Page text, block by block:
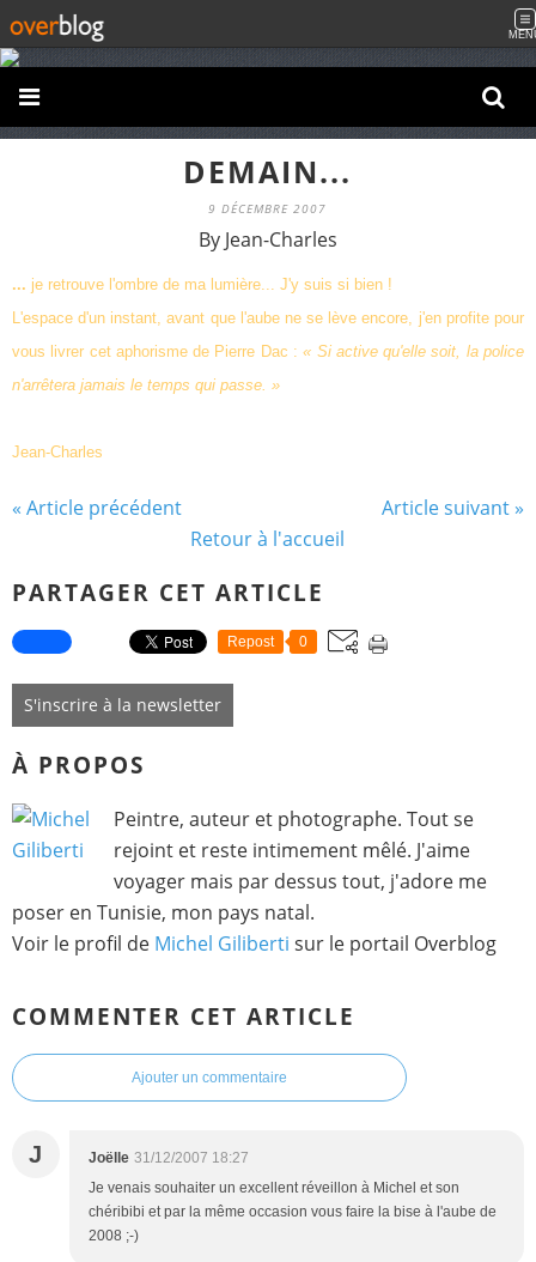
DEMAIN...
9 DÉCEMBRE 2007
By Jean-Charles
... je retrouve l'ombre de ma lumière... J'y suis si bien !
L'espace d'un instant, avant que l'aube ne se lève encore, j'en profite pour
vous livrer cet aphorisme de Pierre Dac :« Si active qu'elle soit, la police
n'arrêtera jamais le temps qui passe. »
Jean-Charles
« Article précédent
Article suivant »
Retour à l'accueil
PARTAGER CET ARTICLE
Repost 0
S'inscrire à la newsletter
À PROPOS
Peintre, auteur et photographe. Tout se
rejoint et reste intimement mêlé. J'aime
voyager mais par dessus tout, j'adore me
poser en Tunisie, mon pays natal.
Voir le profil de Michel Giliberti sur le portail Overblog
COMMENTER CET ARTICLE
Ajouter un commentaire
J Joëlle 31/12/2007 18:27
Je venais souhaiter un excellent réveillon à Michel et son
chéribibi et par la même occasion vous faire la bise à l'aube de
2008 ;-)